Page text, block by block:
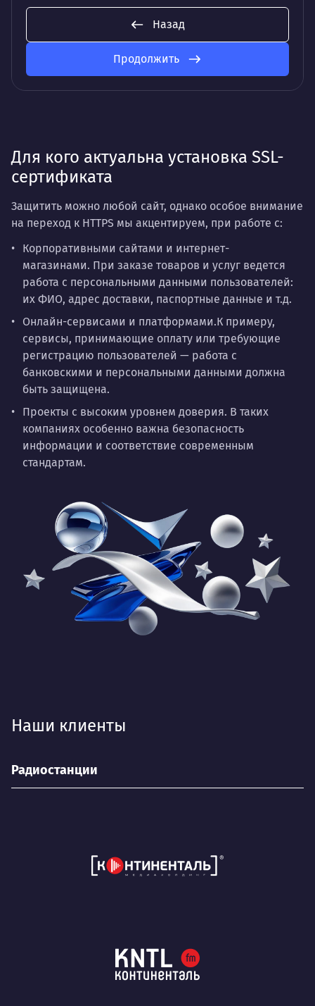
Назад
Продолжить
Для кого актуальна установка SSL-
сертификата
Защитить можно любой сайт, однако особое внимание
на переход к HTTPS мы акцентируем, при работе с:
Корпоративными сайтами и интернет-
магазинами. При заказе товаров и услуг ведется
работа с персональными данными пользователей:
их ФИО, адрес доставки, паспортные данные и т.д.
Онлайн-сервисами и платформами.К примеру,
сервисы, принимающие оплату или требующие
регистрацию пользователей — работа с
банковскими и персональными данными должна
быть защищена.
Проекты с высоким уровнем доверия. В таких
компаниях особенно важна безопасность
информации и соответствие современным
стандартам.
Наши клиенты
Радиостанции